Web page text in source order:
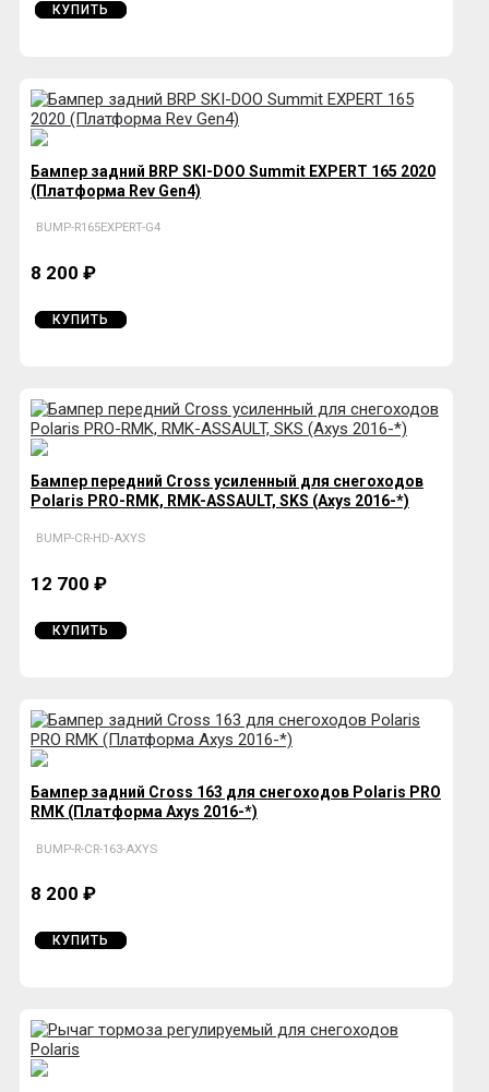
КУПИТЬ
Бампер задний BRP SKI-DOO Summit EXPERT 165 2020
(Платформа Rev Gen4)
BUMP-R165EXPERT-G4
8 200 ₽
КУПИТЬ
Бампер передний Cross усиленный для снегоходов
Polaris PRO-RMK, RMK-ASSAULT, SKS (Axys 2016-*)
BUMP-CR-HD-AXYS
12 700 ₽
КУПИТЬ
Бампер задний Cross 163 для снегоходов Polaris PRO
RMK (Платформа Axys 2016-*)
BUMP-R-CR-163-AXYS
8 200 ₽
КУПИТЬ